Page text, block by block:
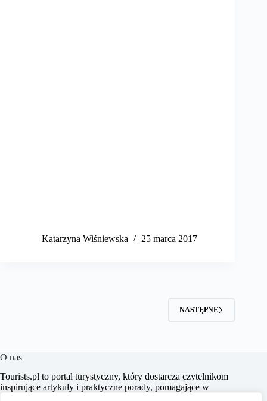
Katarzyna Wiśniewska 25 marca 2017
NASTĘPNE
O nas
​Tourists.pl to portal turystyczny, który dostarcza czytelnikom
inspirujące artykuły i praktyczne porady, pomagające w